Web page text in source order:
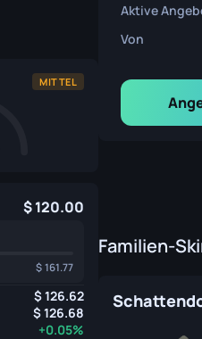
MITTEL
120.00
161.77
126.62
126.68
+0.05%
Aktive
Von
Familien-